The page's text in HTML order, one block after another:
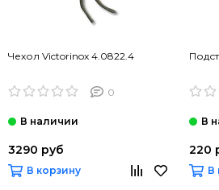
Чехол Victorinox 4.0822.4
0
3290 руб
В корзину
220
В